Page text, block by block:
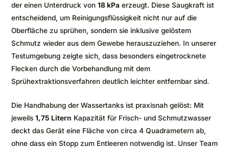
der einen Unterdruck von 18 kPa erzeugt. Diese Saugkraft ist
entscheidend, um Reinigungsflüssigkeit nicht nur auf die
Oberfläche zu sprühen, sondern sie inklusive gelöstem
Schmutz wieder aus dem Gewebe herauszuziehen. In unserer
Testumgebung zeigte sich, dass besonders eingetrocknete
Flecken durch die Vorbehandlung mit dem
Sprühextraktionsverfahren deutlich leichter entfernbar sind.
Die Handhabung der Wassertanks ist praxisnah gelöst: Mit
jeweils 1,75 Litern Kapazität für Frisch- und Schmutzwasser
deckt das Gerät eine Fläche von circa 4 Quadrametern ab,
ohne dass ein Stopp zum Entleeren notwendig ist. Unser Team